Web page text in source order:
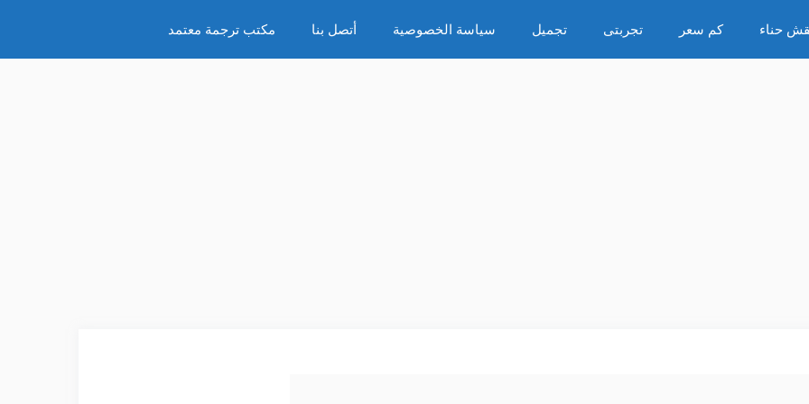
حناء كم سعر تجربتى تجميل سياسة الخصوصية أتصل بنا مكتب ترجمة معتمد